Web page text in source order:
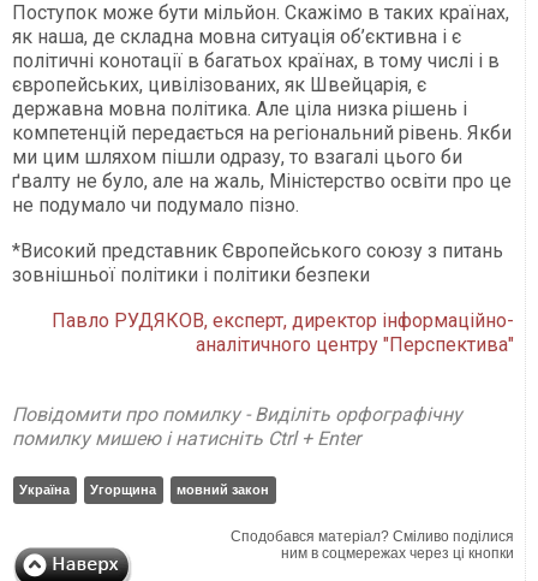
Поступок може бути мільйон. Скажімо в таких країнах,
як наша, де складна мовна ситуація об’єктивна і є
політичні конотації в багатьох країнах, в тому числі і в
європейських, цивілізованих, як Швейцарія, є
державна мовна політика. Але ціла низка рішень і
компетенцій передається на регіональний рівень. Якби
ми цим шляхом пішли одразу, то взагалі цього би
ґвалту не було, але на жаль, Міністерство освіти про це
не подумало чи подумало пізно.
*Високий представник Європейського союзу з питань
зовнішньої політики і політики безпеки
Павло РУДЯКОВ, експерт, директор інформаційно-
аналітичного центру "Перспектива"
Повідомити про помилку - Виділіть орфографічну
помилку мишею і натисніть Ctrl + Enter
Україна Угорщина мовний закон
Сподобався матеріал? Сміливо поділися
ним в соцмережах через ці кнопки